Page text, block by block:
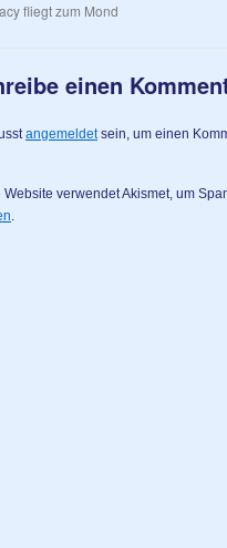
fliegt zum Mond
einen
angemeldetsein, um einen
Website verwendet Akismet, um
.